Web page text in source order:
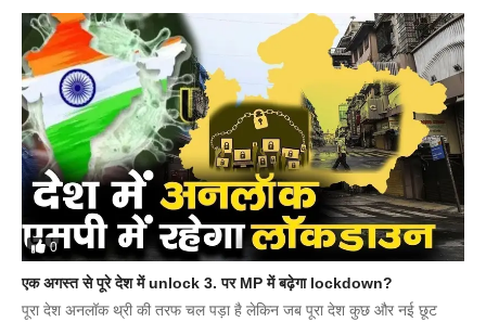
0
एक अगस्त से पूरे देश में unlock 3. पर MP में बढ़ेगा lockdown?
पूरा देश अनलॉक थ्री की तरफ चल पड़ा है लेकिन जब पूरा देश कुछ और नई छूट